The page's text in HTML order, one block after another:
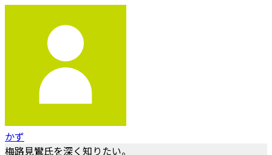
かず
梅路見鸞氏を深く知りたい。